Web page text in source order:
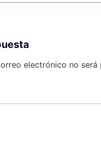
electrónico no será